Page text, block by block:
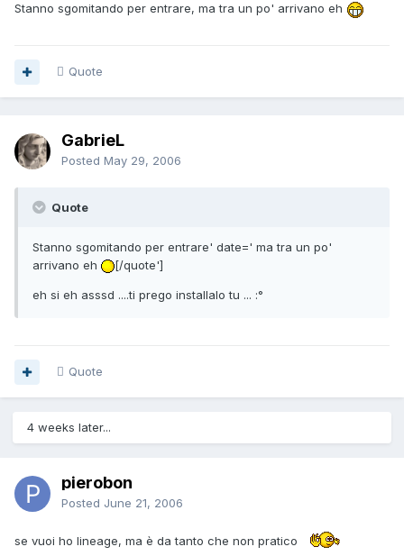
Stanno sgomitando per entrare, ma tra un po' arrivano eh
Quote
GabrieL
Posted May 29, 2006
Quote
Stanno sgomitando per entrare' date=' ma tra un po'
arrivano eh
[/quote']
eh si eh asssd ....ti prego installalo tu ... :°
Quote
4 weeks later...
pierobon
Posted June 21, 2006
se vuoi ho lineage, ma è da tanto che non pratico